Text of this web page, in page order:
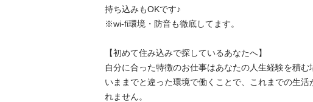
持ち込みもOKです♪
※wi-fi環境・防音も徹底してます。
【初めて住み込みで探しているあなたへ】
自分に合った特徴のお仕事はあなたの人生経験を積む
いままでと違った環境で働くことで、これまでの生活
れません。